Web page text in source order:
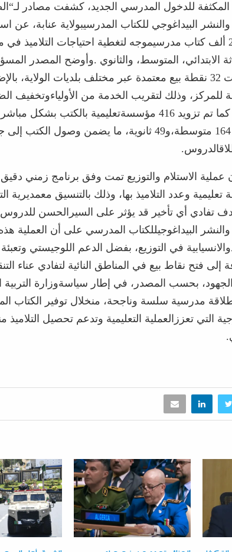
المكثفة للدخول المدرسي الجديد، كشفت مصادر لـ“
والنشر البيداغوجي للكتاب المدرسيبولاية عنابة، عن
ألف كتاب مدرسيموجه لتغطية احتياجات التلاميذ في
الابتدائي، المتوسط، والثانوي .وأوضح المصدر
نقطة بيع معتمدة عبر مختلف بلديات الولاية،
للمركز، وذلك لتقريب الخدمة من الأولياءوتخفيف
كما تم تزويد مؤسسةتعليمية بالكتب بشكل
متوسطة،و49 ثانوية، ما يضمن وصول الكتب إلى
الدروس.
عملية الاستلام والتوزيع تمت وفق برنامج زمني
تعليمية وعدد التلاميذ بها، وذلك بالتنسيق معمديرية
تفادي أي تأخير قد يؤثر على السير الحسن للدروس
والنشر البيداغوجيللكتاب المدرسي على أن العملية
والانسيابية في التوزيع، بفضل الدعم اللوجيستي وتعبئة
إلى فتح نقاط بيع في المناطق النائية لتفادي عناء
الجهود، بحسب المصدر، في إطار سياسةوزارة التربية
مدرسية سلسة وناجحة، منخلال توفير الكتاب
التي تعزز العملية التعليمية وتدعم تحصيل التلاميذ
.